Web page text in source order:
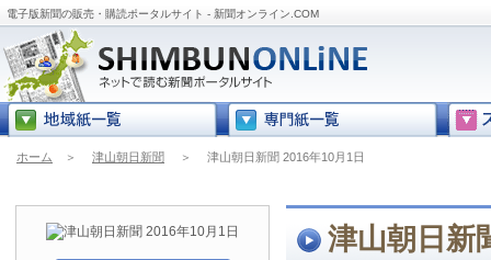
電子版新聞の販売・購読ポータルサイト - 新聞オンライン.COM
ホーム ＞ 津山朝日新聞 ＞ 津山朝日新聞 2016年10月1日
津山朝日新